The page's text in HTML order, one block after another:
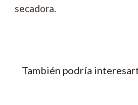
secadora.
También podría